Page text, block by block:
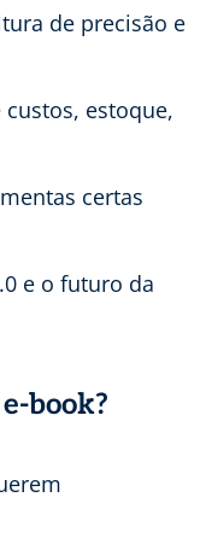
de precisão e
estoque,
certas
e o futuro da
book?